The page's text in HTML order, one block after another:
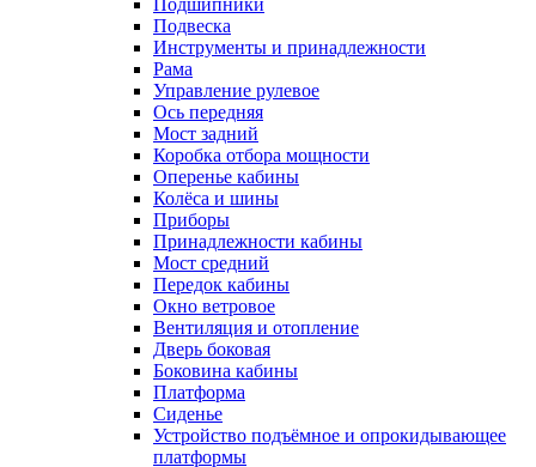
Подшипники
Подвеска
Инструменты и принадлежности
Рама
Управление рулевое
Ось передняя
Мост задний
Коробка отбора мощности
Оперенье кабины
Колёса и шины
Приборы
Принадлежности кабины
Мост средний
Передок кабины
Окно ветровое
Вентиляция и отопление
Дверь боковая
Боковина кабины
Платформа
Сиденье
Устройство подъёмное и опрокидывающее
платформы